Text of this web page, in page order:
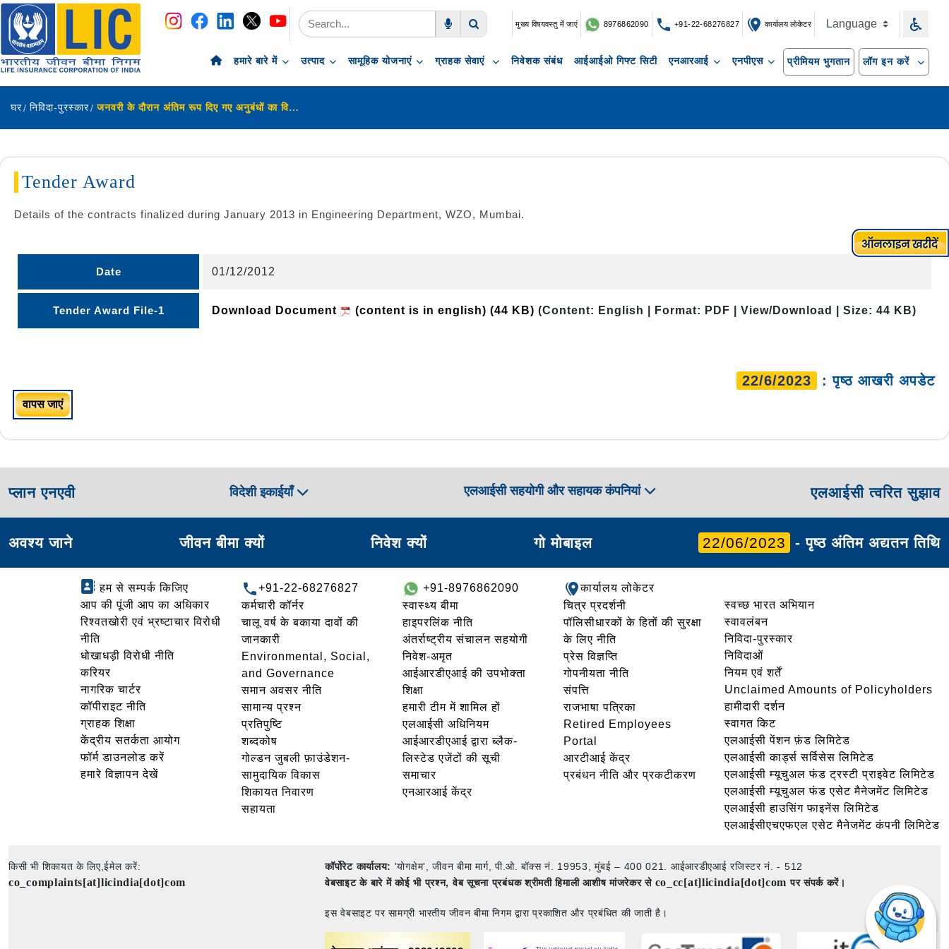
नेविगेशन
सामग्री पर छोड़ें
मुख्य विषयवस्तु में जाएं 8976862090 +91-22-68276827 कार्यालय लोकेटर
हमारे बारे में उत्पाद सामूहिक योजनाएं ग्राहक सेवाएं निवेशक संबंध आईआईओ गिफ्ट सिटी एनआरआई एनपीएस प्रीमियम भुगतान लॉग इन करें
घर निविदा-पुरस्कार जनवरी के दौरान अंतिम रूप दिए गए अनुबंधों का विवरण
Tender Award
Details of the contracts finalized during January 2013 in Engineering Department, WZO, Mumbai.
Date 01/12/2012
Tender Award File-1 Download Document (content is in english) (44 KB) (Content: English | Format: PDF | View/Download | Size: 44 KB)
22/6/2023 : पृष्ठ आखरी अपडेट
वापस जाएं
प्लान एनएवी विदेशी इकाईयाँ एलआईसी सहयोगी और सहायक कंपनियां एलआईसी त्वरित सुझाव
अवश्य जाने जीवन बीमा क्यों निवेश क्यों गो मोबाइल 22/06/2023 - पृष्ठ अंतिम अद्यतन तिथि
हम से सम्पर्क किजिए
आप की पूंजी आप का अधिकार
रिश्वतखोरी एवं भ्रष्टाचार विरोधी
नीति
धोखाधड़ी विरोधी नीति
करियर
नागरिक चार्टर
कॉपीराइट नीति
ग्राहक शिक्षा
केंद्रीय सतर्कता आयोग
फॉर्म डाउनलोड करें
हमारे विज्ञापन देखें
+91-22-68276827
कर्मचारी कॉर्नर
चालू वर्ष के बकाया दावों की
जानकारी
Environmental, Social,
and Governance
समान अवसर नीति
सामान्य प्रश्न
प्रतिपुष्टि
शब्दकोष
गोल्‍डन जुबली फ़ाउंडेशन-
सामुदायिक विकास
शिकायत निवारण
सहायता
+91-8976862090
स्वास्थ्य बीमा
हाइपरलिंक नीति
अंतर्राष्ट्रीय संचालन सहयोगी
निवेश-अमृत
आईआरडीएआई की उपभोक्ता
शिक्षा
हमारी टीम में शामिल हों
एलआईसी अधिनियम
आईआरडीएआई द्वारा ब्लैक-
लिस्टेड एजेंटों की सूची
समाचार
एनआरआई केंद्र
कार्यालय लोकेटर
चित्र प्रदर्शनी
पॉलिसीधारकों के हितों की सुरक्षा
के लिए नीति
प्रेस विज्ञप्ति
गोपनीयता नीति
संपत्ति
राजभाषा पत्रिका
Retired Employees
Portal
आरटीआई केंद्र
प्रबंधन नीति और प्रकटीकरण
स्वच्छ भारत अभियान
स्वावलंबन
निविदा-पुरस्कार
निविदाओं
नियम एवं शर्तें
Unclaimed Amounts of Policyholders
हामीदारी दर्शन
स्वागत किट
एलआईसी पेंशन फ़ंड लिमिटेड
एलआईसी कार्ड्स सर्विसेस लिमिटेड
एलआईसी म्यूचुअल फंड ट्रस्टी प्राइवेट लिमिटेड
एलआईसी म्यूचुअल फंड एसेट मैनेजमेंट लिमिटेड
एलआईसी हाउसिंग फाइनेंस लिमिटेड
एलआईसीएचएफएल एसेट मैनेजमेंट कंपनी लिमिटेड
किसी भी शिकायत के लिए,ईमेल करें:
co_complaints[at]licindia[dot]com
कॉर्पोरेट कार्यालय: 'योगक्षेम', जीवन बीमा मार्ग, पी.ओ. बॉक्स नं. 19953, मुंबई – 400 021. आईआरडीएआई रजिस्टर नं. - 512
वेबसाइट के बारे में कोई भी प्रश्न, वेब सूचना प्रबंधक श्रीमती हिमाली आशीष मांजरेकर से co_cc[at]licindia[dot]comपर संपर्क करें।
इस वेबसाइट पर सामग्री भारतीय जीवन बीमा निगम द्वारा प्रकाशित और प्रबंधित की जाती है।